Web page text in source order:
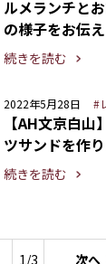
ルメランチと
の様子をお伝
続きを読む
2022年5月28日 #
【AH文京白山
ツサンドを作
続きを読む
1/3 次へ